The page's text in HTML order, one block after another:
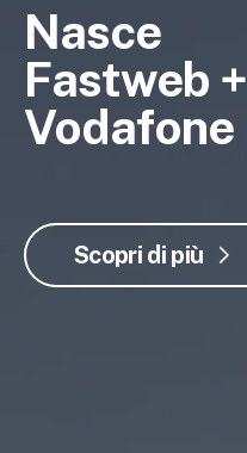
Nasce
Fastweb +
Vodafone
Scopri di più